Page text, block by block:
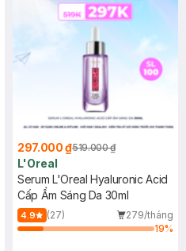
297.000 ₫519.000 ₫
L'Oreal
Serum L'Oreal Hyaluronic Acid
Cấp Ẩm Sáng Da 30ml
4.9 (27)
279/tháng
19%